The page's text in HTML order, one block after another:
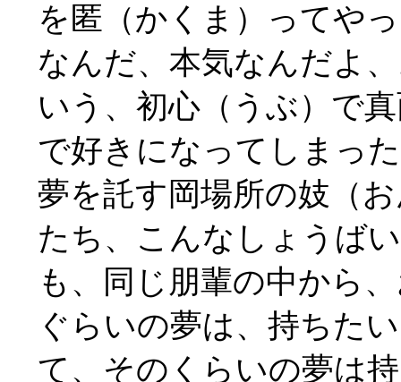
を匿（かくま）ってや
なんだ、本気なんだよ
いう、初心（うぶ）で
で好きになってしまっ
夢を託す岡場所の妓（
たち、こんなしょうば
も、同じ朋輩の中から
ぐらいの夢は、持ちた
て、そのくらいの夢は